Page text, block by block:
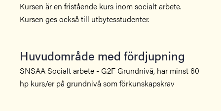
Kursen är en fristående kurs inom socialt arbete.
Kursen ges också till utbytesstudenter.
Huvudområde med fördjupning
SNSAA Socialt arbete - G2F Grundnivå, har minst 60
hp kurs/er på grundnivå som förkunskapskrav